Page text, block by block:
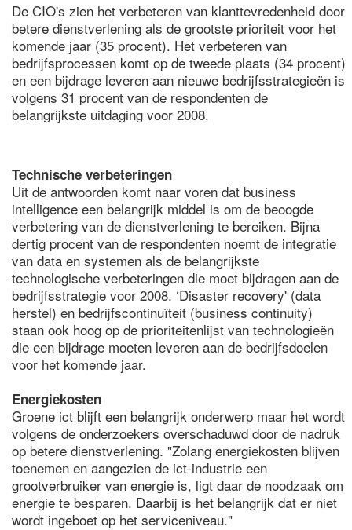
De CIO's zien het verbeteren van klanttevredenheid door
betere dienstverlening als de grootste prioriteit voor het
komende jaar (35 procent). Het verbeteren van
bedrijfsprocessen komt op de tweede plaats (34 procent)
en een bijdrage leveren aan nieuwe bedrijfsstrategieën is
volgens 31 procent van de respondenten de
belangrijkste uitdaging voor 2008.
Technische verbeteringen
Uit de antwoorden komt naar voren dat business
intelligence een belangrijk middel is om de beoogde
verbetering van de dienstverlening te bereiken. Bijna
dertig procent van de respondenten noemt de integratie
van data en systemen als de belangrijkste
technologische verbeteringen die moet bijdragen aan de
bedrijfsstrategie voor 2008. ‘Disaster recovery' (data
herstel) en bedrijfscontinuïteit (business continuity)
staan ook hoog op de prioriteitenlijst van technologieën
die een bijdrage moeten leveren aan de bedrijfsdoelen
voor het komende jaar.
Energiekosten
Groene ict blijft een belangrijk onderwerp maar het wordt
volgens de onderzoekers overschaduwd door de nadruk
op betere dienstverlening. "Zolang energiekosten blijven
toenemen en aangezien de ict-industrie een
grootverbruiker van energie is, ligt daar de noodzaak om
energie te besparen. Daarbij is het belangrijk dat er niet
wordt ingeboet op het serviceniveau."